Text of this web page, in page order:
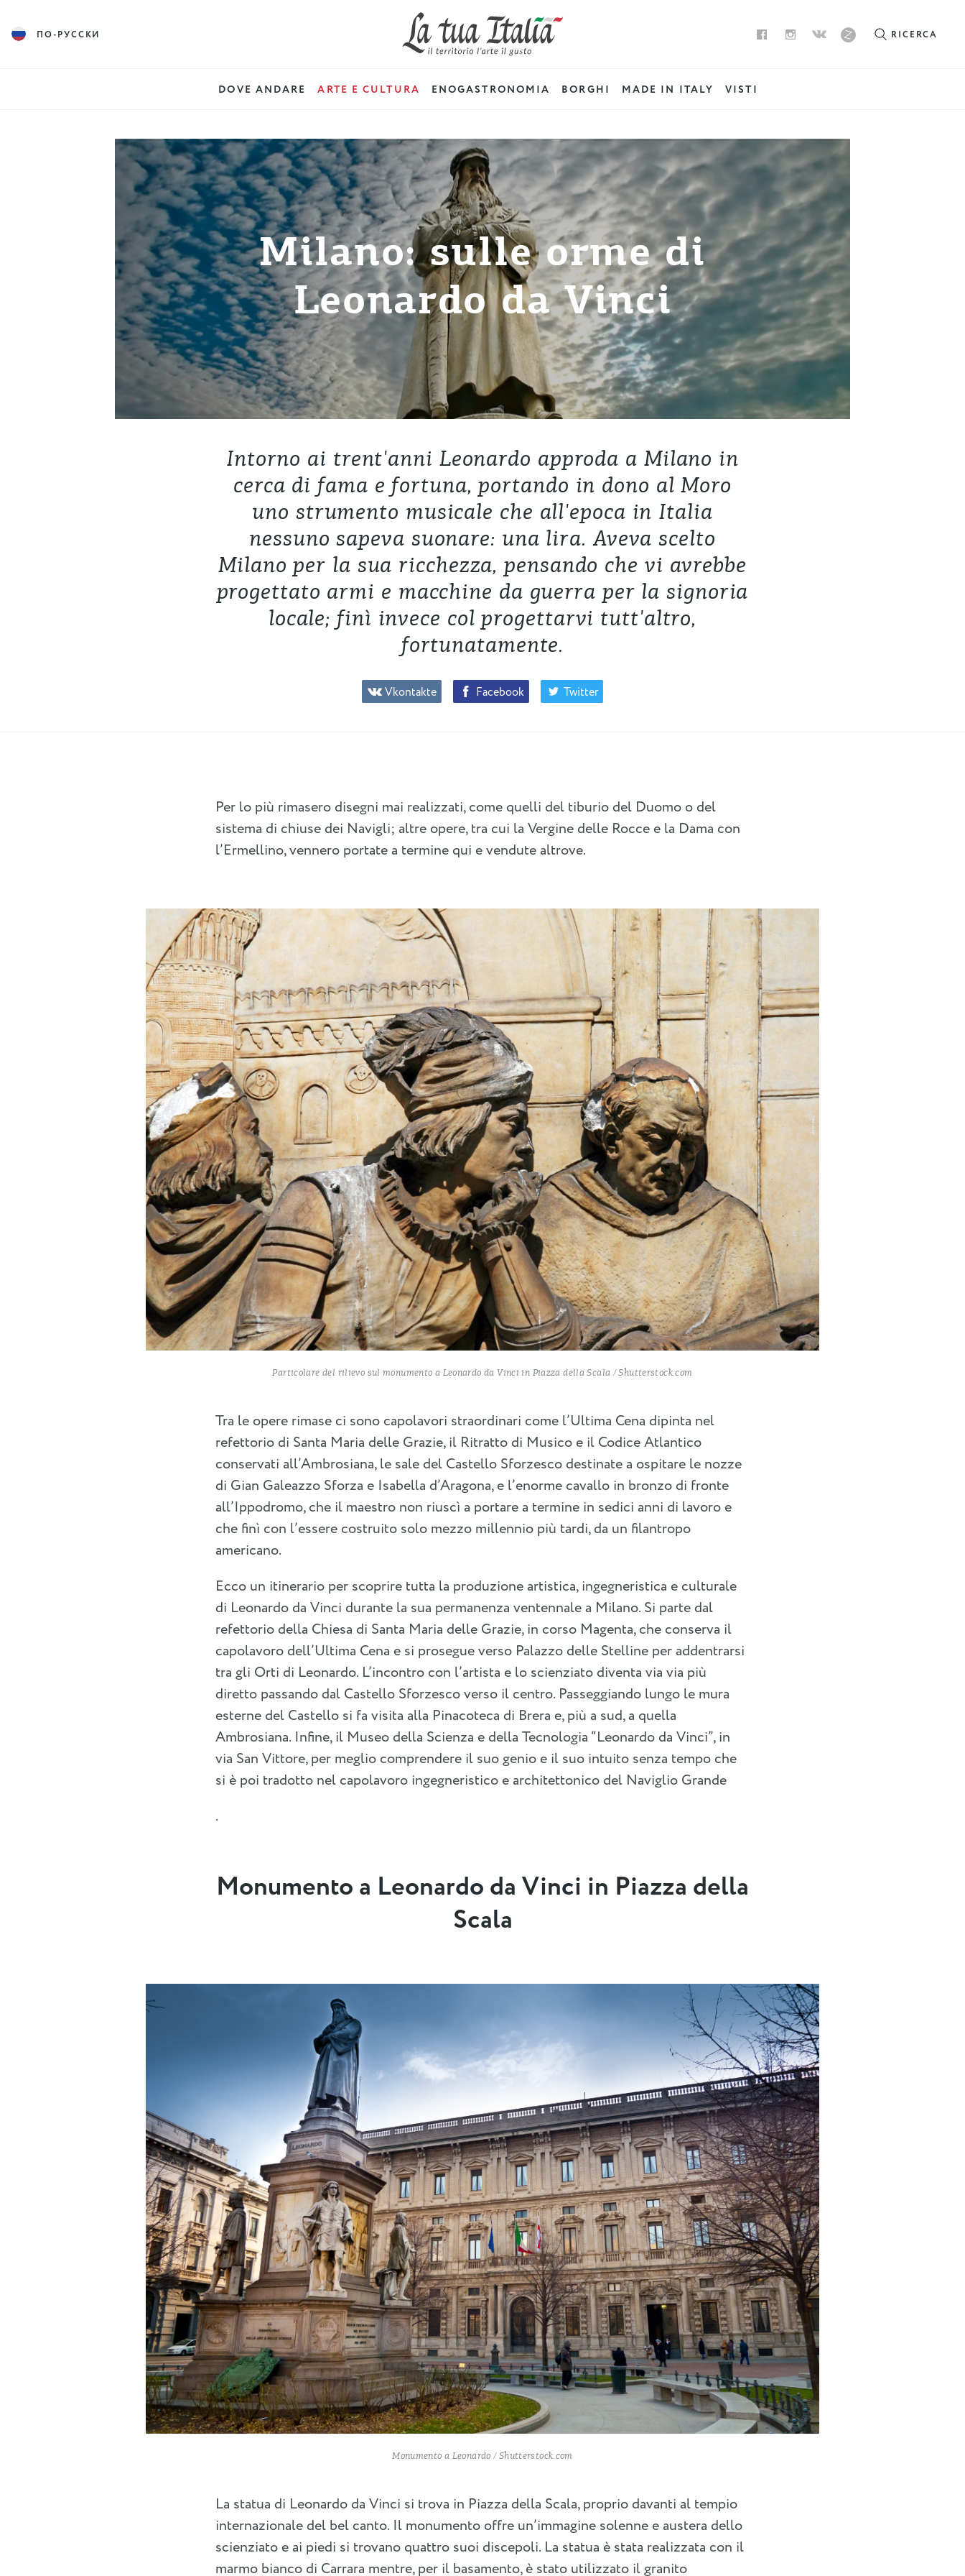
ПО-РУССКИ RICERCA
DOVE ANDARE ARTE E CULTURA ENOGASTRONOMIA BORGHI MADE IN ITALY VISTI
Milano: sulle orme di
Leonardo da Vinci
Intorno ai trent'anni Leonardo approda a Milano in
cerca di fama e fortuna, portando in dono al Moro
uno strumento musicale che all'epoca in Italia
nessuno sapeva suonare: una lira. Aveva scelto
Milano per la sua ricchezza, pensando che vi avrebbe
progettato armi e macchine da guerra per la signoria
locale; finì invece col progettarvi tutt'altro,
fortunatamente.
Vkontakte Facebook Twitter
Per lo più rimasero disegni mai realizzati, come quelli del tiburio del Duomo o del
sistema di chiuse dei Navigli; altre opere, tra cui la Vergine delle Rocce e la Dama con
l’Ermellino, vennero portate a termine qui e vendute altrove.
Particolare del rilievo sul monumento a Leonardo da Vinci in Piazza della Scala / Shutterstock.com
Tra le opere rimase ci sono capolavori straordinari come l’Ultima Cena dipinta nel
refettorio di Santa Maria delle Grazie, il Ritratto di Musico e il Codice Atlantico
conservati all’Ambrosiana, le sale del Castello Sforzesco destinate a ospitare le nozze
di Gian Galeazzo Sforza e Isabella d’Aragona, e l’enorme cavallo in bronzo di fronte
all’Ippodromo, che il maestro non riuscì a portare a termine in sedici anni di lavoro e
che finì con l’essere costruito solo mezzo millennio più tardi, da un filantropo
americano.
Ecco un itinerario per scoprire tutta la produzione artistica, ingegneristica e culturale
di Leonardo da Vinci durante la sua permanenza ventennale a Milano. Si parte dal
refettorio della Chiesa di Santa Maria delle Grazie, in corso Magenta, che conserva il
capolavoro dell’Ultima Cena e si prosegue verso Palazzo delle Stelline per addentrarsi
tra gli Orti di Leonardo. L’incontro con l’artista e lo scienziato diventa via via più
diretto passando dal Castello Sforzesco verso il centro. Passeggiando lungo le mura
esterne del Castello si fa visita alla Pinacoteca di Brera e, più a sud, a quella
Ambrosiana. Infine, il Museo della Scienza e della Tecnologia “Leonardo da Vinci”, in
via San Vittore, per meglio comprendere il suo genio e il suo intuito senza tempo che
si è poi tradotto nel capolavoro ingegneristico e architettonico del Naviglio Grande
.
Monumento a Leonardo da Vinci in Piazza della
Scala
Monumento a Leonardo / Shutterstock.com
La statua di Leonardo da Vinci si trova in Piazza della Scala, proprio davanti al tempio
internazionale del bel canto. Il monumento offre un’immagine solenne e austera dello
scienziato e ai piedi si trovano quattro suoi discepoli. La statua è stata realizzata con il
marmo bianco di Carrara mentre, per il basamento, è stato utilizzato il granito